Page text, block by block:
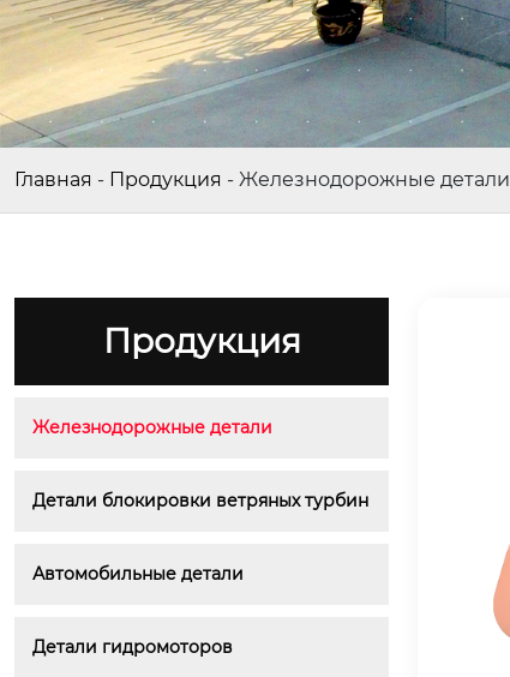
Главная - Продукция - Железнодорожные детали
Продукция
Железнодорожные детали
Детали блокировки ветряных турбин
Автомобильные детали
Детали гидромоторов